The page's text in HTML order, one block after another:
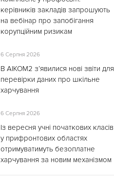
керівників закладів запрошують
на вебінар про запобігання
корупційним ризикам
6 Серпня 2026
В АІКОМ2 з’явилися нові звіти для
перевірки даних про шкільне
харчування
6 Серпня 2026
Із вересня учні початкових класів
у прифронтових областях
отримуватимуть безоплатне
харчування за новим механізмом